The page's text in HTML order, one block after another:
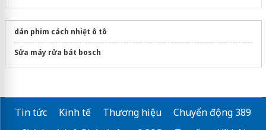
dán phim cách nhiệt ô tô
Sửa máy rửa bát bosch
Tin tức Kinh tế Thương hiệu
Chuyển động 389